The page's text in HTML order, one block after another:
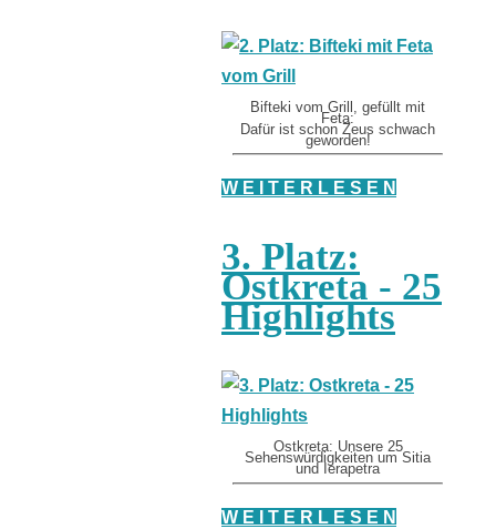
Bifteki vom Grill, gefüllt mit
Feta:
Dafür ist schon Zeus schwach
geworden!
W E I T E R L E S E N
3. Platz:
Ostkreta - 25
Highlights
Ostkreta: Unsere 25
Sehenswürdigkeiten um Sitia
und Ierapetra
W E I T E R L E S E N